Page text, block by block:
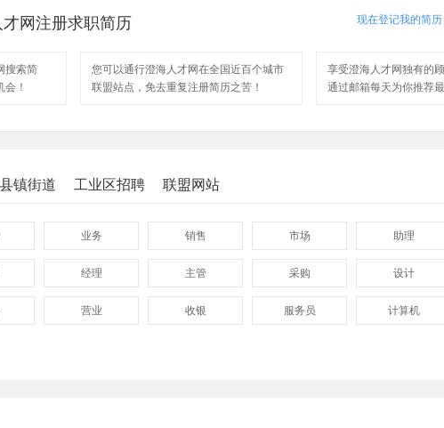
网注册求职简历 现在登记我的简历
搜索简
！
您可以通行澄海人才网在全国近百个城市
联盟站点，免去重复注册简历之苦！
享受澄海人才网独有的
通过邮箱每天为你推荐
镇街道 工业区招聘 联盟网站
业务 销售 市场 助理
经理 主管 采购 设计
营业 收银 服务员 计算机